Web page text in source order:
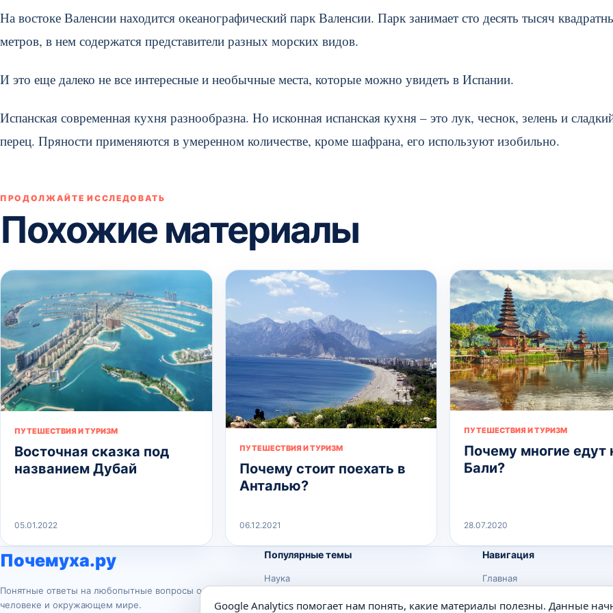
На востоке Валенсии находится океанографический парк Валенсии. Парк занимает сто десять тысяч
метров, в нем содержатся представители разных морских видов.
И это еще далеко не все интересные и необычные места, которые можно увидеть в Испании.
Испанская современная кухня разнообразна. Но исконная испанская кухня – это лук, чеснок, зелень и
перец. Пряности применяются в умеренном количестве, кроме шафрана, его используют изобильно.
ПРОДОЛЖАЙТЕ ИССЛЕДОВАТЬ
Похожие материалы
ПУТЕШЕСТВИЯ И ТУРИЗМ
Восточная сказка под
названием Дубай
05.01.2022
ПУТЕШЕСТВИЯ И ТУРИЗМ
Почему стоит поехать в
Анталью?
06.12.2021
ПУТЕШЕСТВИЯ И ТУРИЗМ
Почему многие едут
Бали?
28.07.2020
Почемуха.ру
Понятные ответы на любопытные вопросы о
человеке и окружающем мире.
Популярные темы
Наука
Навигация
Главная
Google Analytics помогает нам понять, какие материалы полезны. Данные